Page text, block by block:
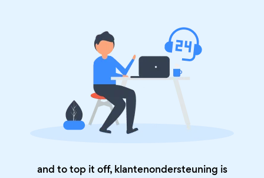
and to top it off, klantenondersteuning is